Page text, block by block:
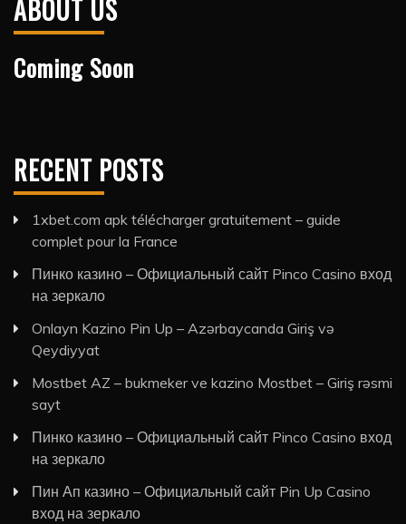
ABOUT US
Coming Soon
RECENT POSTS
1xbet.com apk télécharger gratuitement – guide
complet pour la France
Пинко казино – Официальный сайт Pinco Casino вход
на зеркало
Onlayn Kazino Pin Up – Azərbaycanda Giriş və
Qeydiyyat
Mostbet AZ – bukmeker ve kazino Mostbet – Giriş rəsmi
sayt
Пинко казино – Официальный сайт Pinco Casino вход
на зеркало
Пин Ап казино – Официальный сайт Pin Up Casino
вход на зеркало